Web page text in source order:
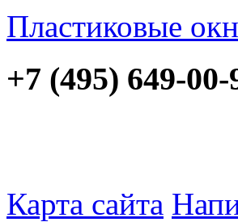
Пластиковые
+7 (495) 649-00-
Карта сайта